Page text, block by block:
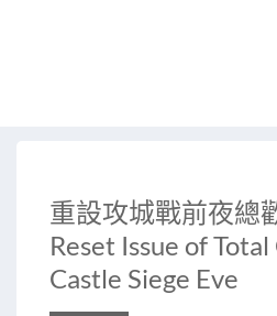
重設攻城戰前夜總
Reset Issue of
Castle Siege Eve